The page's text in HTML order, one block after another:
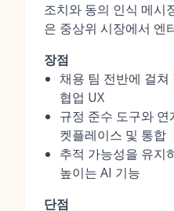
조치와 동의 인식 메시
은 중상위 시장에서 엔
장점
채용 팀 전반에 걸
협업 UX
규정 준수 도구와
켓플레이스 및 통합
추적 가능성을 유지
높이는 AI 기능
단점